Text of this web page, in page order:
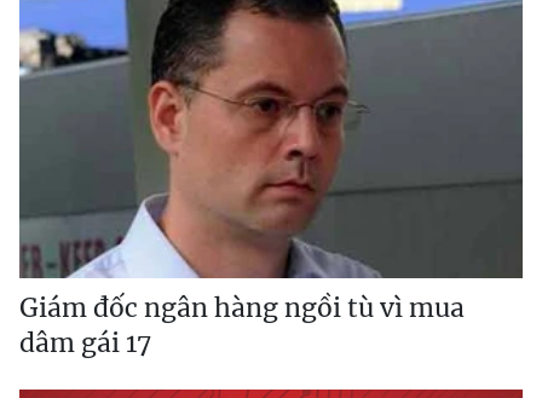
Giám đốc ngân hàng ngồi tù vì mua
dâm gái 17